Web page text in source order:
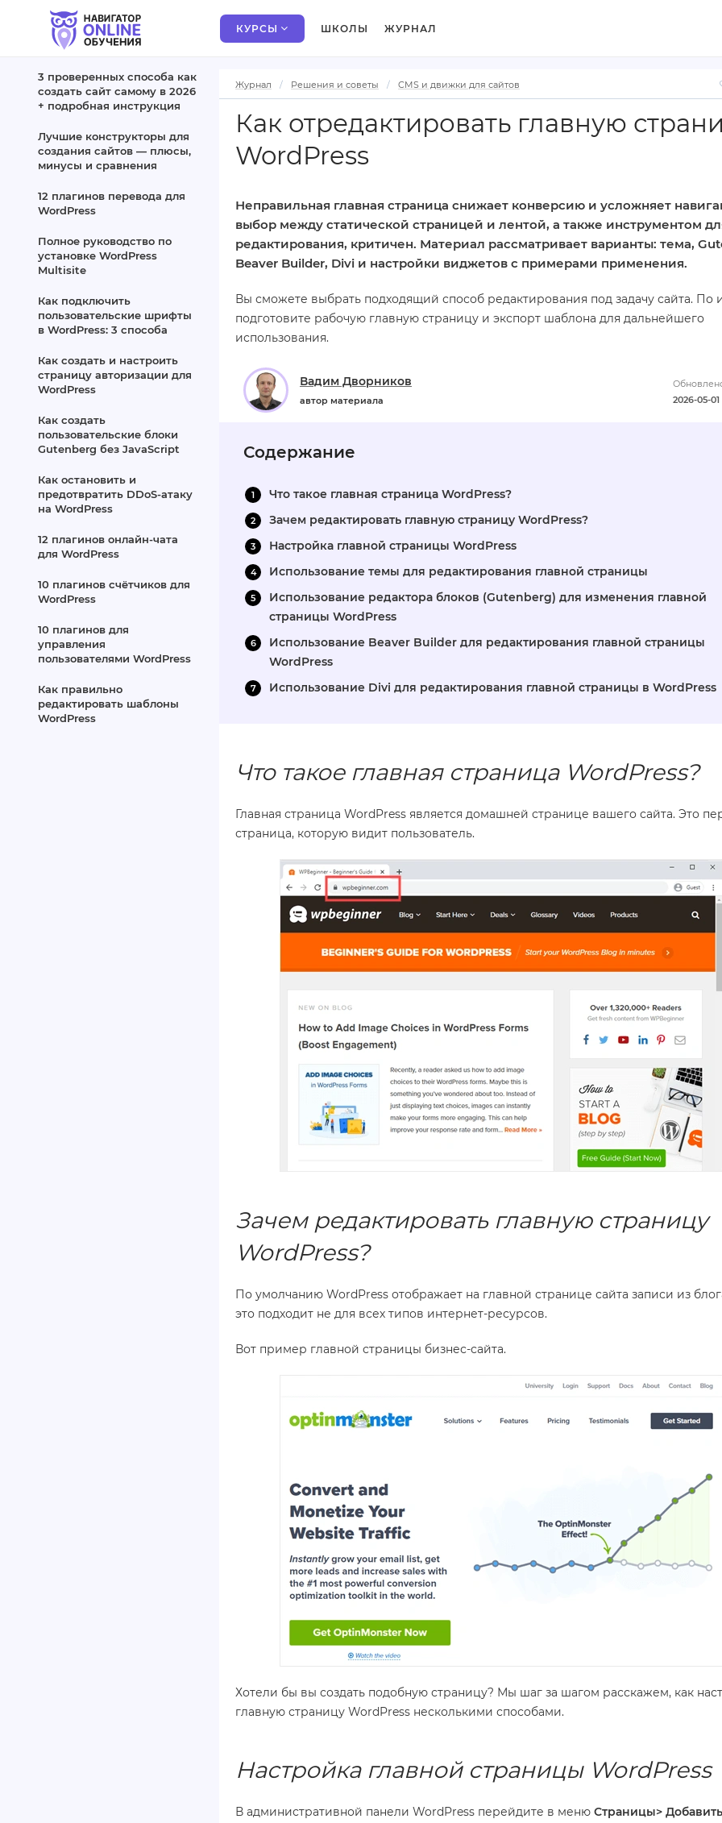
КУРСЫ ШКОЛЫ ЖУРНАЛ
Журнал Решения и советы CMS и движки для сайтов
Как отредактировать главную
WordPress
Неправильная главная страница снижает конверсию и усложняет
выбор между статической страницей и лентой, а также инструментом
редактирования, критичен. Материал рассматривает варианты: тема,
Beaver Builder, Divi и настройки виджетов с примерами применения.
Вы сможете выбрать подходящий способ редактирования под задачу сайта. По
подготовите рабочую главную страницу и экспорт шаблона для дальнейшего
использования.
2026-05-01
Вадим Дворников
автор материала
Содержание
Что такое главная страница WordPress?
Зачем редактировать главную страницу WordPress?
Настройка главной страницы WordPress
Использование темы для редактирования главной страницы
Использование редактора блоков (Gutenberg) для изменения главной
страницы WordPress
Использование Beaver Builder для редактирования главной страницы
WordPress
Использование Divi для редактирования главной страницы в WordPress
Что такое главная страница WordPress?
Главная страница WordPress является домашней странице вашего сайта. Это
страница, которую видит пользователь.
Зачем редактировать главную страницу
WordPress?
По умолчанию WordPress отображает на главной странице сайта записи из
это подходит не для всех типов интернет-ресурсов.
Вот пример главной страницы бизнес-сайта.
Хотели бы вы создать подобную ​​страницу? Мы шаг за шагом расскажем, как
главную страницу WordPress несколькими способами.
Настройка главной страницы WordPress
В административной панели WordPress перейдите в меню Страницы>
3 проверенных способа как
создать сайт самому в 2026
+ подробная инструкция
Лучшие конструкторы для
создания сайтов — плюсы,
минусы и сравнения
12 плагинов перевода для
WordPress
Полное руководство по
установке WordPress
Multisite
Как подключить
пользовательские шрифты
в WordPress: 3 способа
Как создать и настроить
страницу авторизации для
WordPress
Как создать
пользовательские блоки
Gutenberg без JavaScript
Как остановить и
предотвратить DDoS‑атаку
на WordPress
12 плагинов онлайн‑чата
для WordPress
10 плагинов счётчиков для
WordPress
10 плагинов для
управления
пользователями WordPress
Как правильно
редактировать шаблоны
WordPress